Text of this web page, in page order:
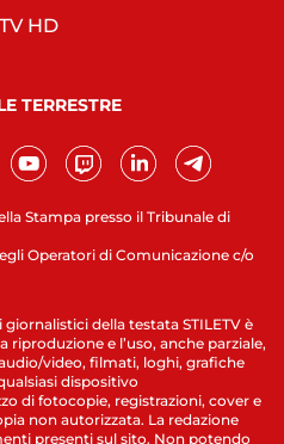
Stampa presso il Tribunale di
Operatori di Comunicazione c/o
HD
TERRESTRE
della testata STILETV è
riproduzione e l’uso, anche parziale,
video, filmati, loghi, grafiche
dispositivo
di fotocopie, registrazioni, cover e
non autorizzata. La redazione
presenti sul sito. Non potendo